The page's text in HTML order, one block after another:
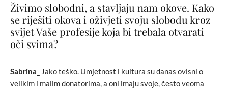
Živimo slobodni, a stavljaju nam okove. Kako
se riješiti okova i oživjeti svoju slobodu kroz
svijet Vaše profesije koja bi trebala otvarati
oči svima?
Sabrina_
Jako teško. Umjetnost i kultura su danas ovisni o
velikim i malim donatorima, a oni imaju svoje, često veoma